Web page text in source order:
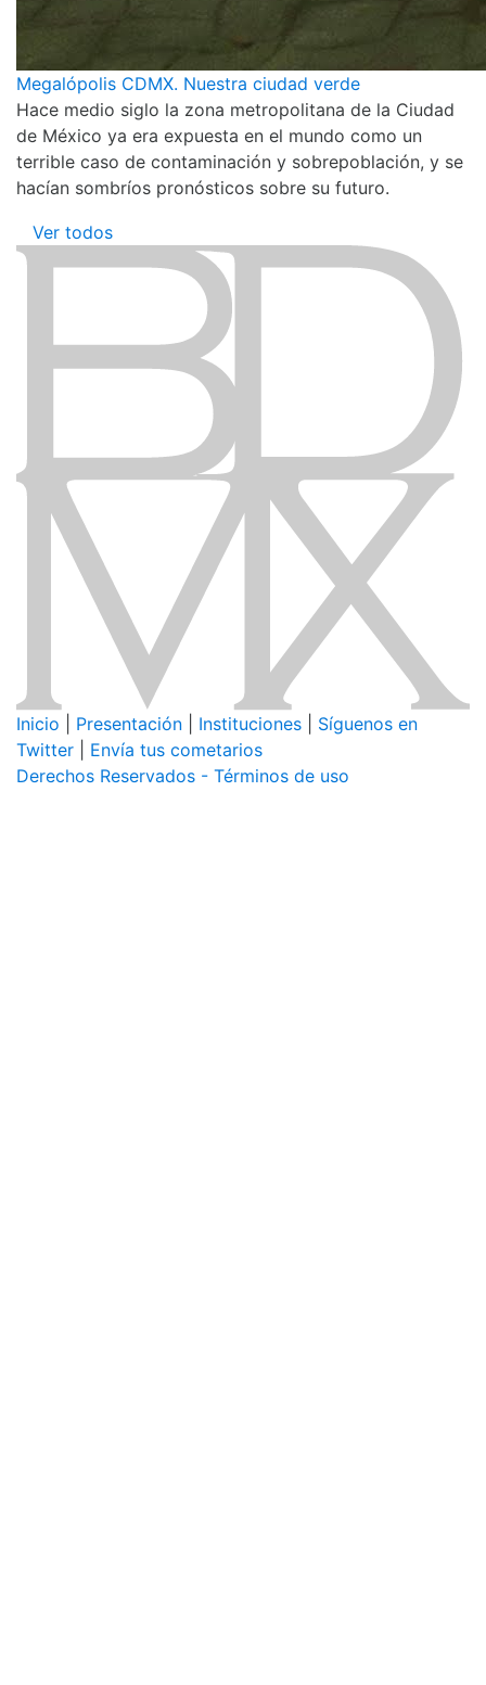
Megalópolis CDMX. Nuestra ciudad verde
Hace medio siglo la zona metropolitana de la Ciudad
de México ya era expuesta en el mundo como un
terrible caso de contaminación y sobrepoblación, y se
hacían sombríos pronósticos sobre su futuro.
Ver todos
Inicio Presentación Instituciones
Síguenos en
Twitter
Envía tus cometarios
Derechos Reservados - Términos de uso